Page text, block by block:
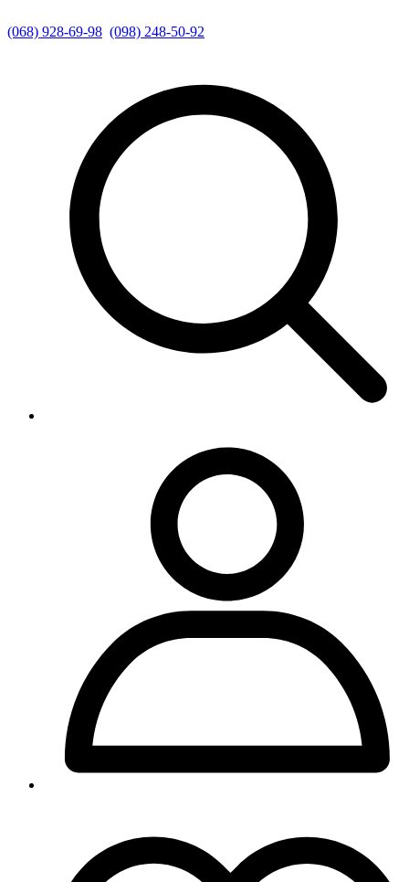
(068) 928-69-98 (098) 248-50-92